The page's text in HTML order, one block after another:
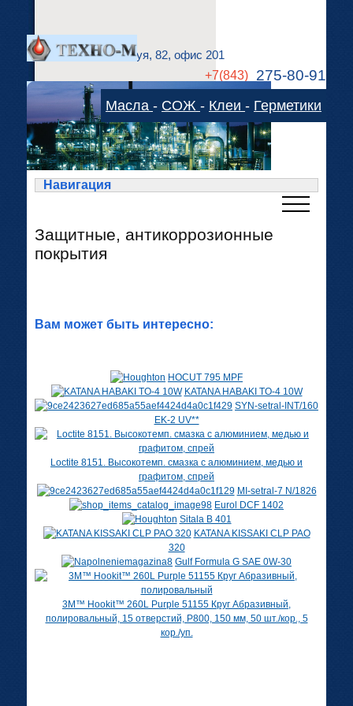
г. Казань, ул. А.Кутуя, 82, офис 201
+7(843)
275-80-91
275-83-78
technom-kazan@mail.ru
Cхема проезда
Масла - СОЖ - Клеи - Герметики
Навигация
Защитные, антикоррозионные
покрытия
Вам может быть интересно:
HOCUT 795 MPF
KATANA HABAKI TO-4 10W
SYN-setral-INT/160
EK-2 UV**
Loctite 8151. Высокотемп. смазка с алюминием, медью и
графитом, спрей
MI-setral-7 N/1826
Eurol DCF 1402
Sitala B 401
KATANA KISSAKI CLP PAO
320
Gulf Formula G SAE 0W-30
3M™ Hookit™ 260L Purple 51155 Круг Абразивный,
полировальный, 15 отверстий, Р800, 150 мм, 50 шт./кор., 5
кор./уп.